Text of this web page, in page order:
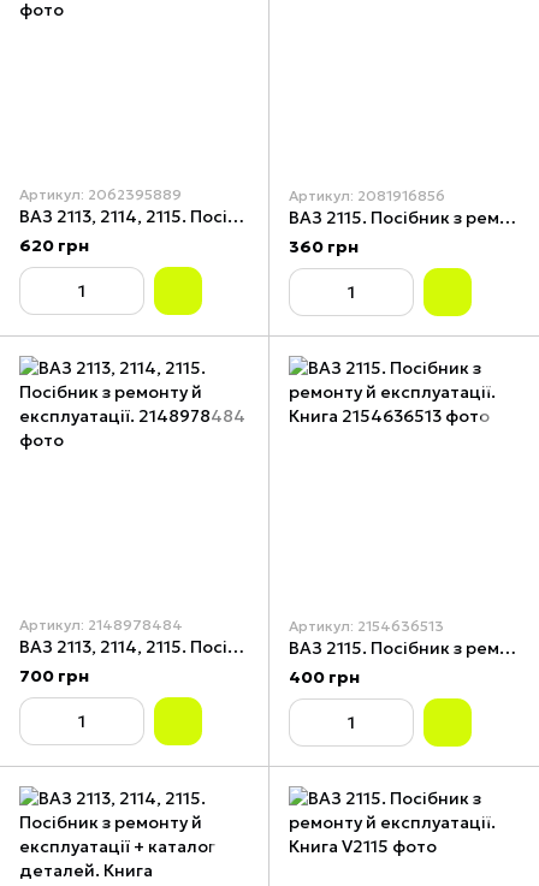
Артикул: 2062395889
ВАЗ 2113, 2114, 2115. Посібник з ремонту й експлуатації.
620 грн
Артикул: 2081916856
ВАЗ 2115. Посібник з ремонту й експлуатації. Книга
360 грн
Артикул: 2148978484
ВАЗ 2113, 2114, 2115. Посібник з ремонту й експлуатації.
700 грн
Артикул: 2154636513
ВАЗ 2115. Посібник з ремонту й експлуатації. Книга
400 грн